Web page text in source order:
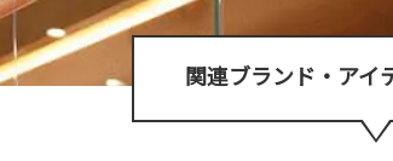
関連ブランド・アイ